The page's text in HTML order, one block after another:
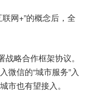
网+”的概念后，全
略合作框架协议。
微信的“城市服务”入
市也有望接入。